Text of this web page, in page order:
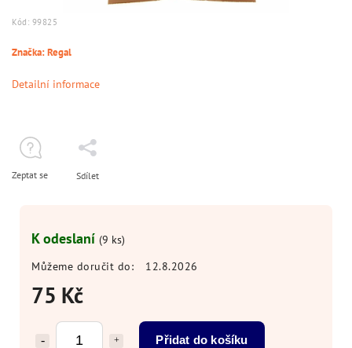
Kód: 99825
Značka:Regal
75 Kč
Přidat do košíku
K odeslaní (9 ks)
Můžeme doručit do:
12.8.2026
Detailní informace
Zeptat se Sdílet